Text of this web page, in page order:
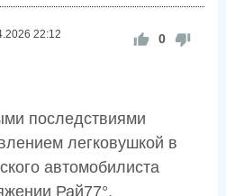
22:12 0
последствиями
легковушкой в
автомобилиста
Рай77°.